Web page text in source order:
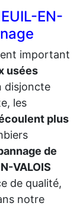
EN-
important
usées
disjoncte
les
plus
de
VALOIS
de qualité,
notre